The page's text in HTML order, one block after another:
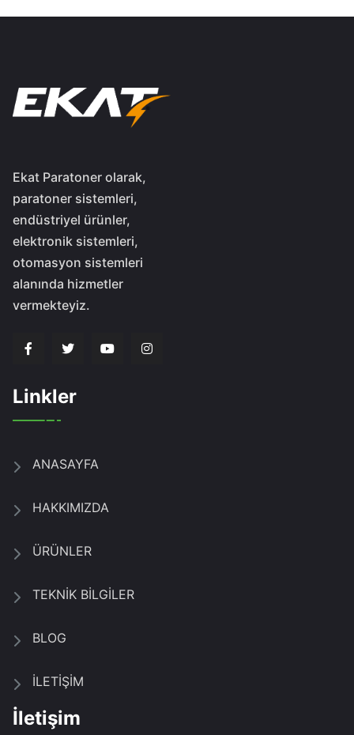
Ekat Paratoner olarak,
paratoner sistemleri,
endüstriyel ürünler,
elektronik sistemleri,
otomasyon sistemleri
alanında hizmetler
vermekteyiz.
Linkler
ANASAYFA
HAKKIMIZDA
ÜRÜNLER
TEKNİK BİLGİLER
BLOG
İLETİŞİM
İletişim